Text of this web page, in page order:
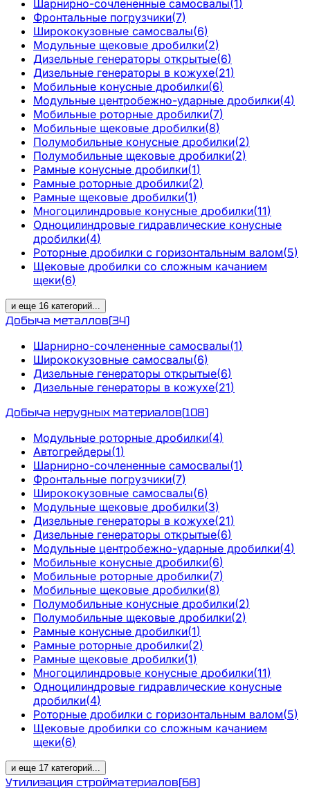
Шарнирно-сочлененные самосвалы(1 )
Фронтальные погрузчики(7)
Ширококузовные самосвалы(6)
Модульные щековые дробилки(2)
Дизельные генераторы открытые(6)
Дизельные генераторы в кожухе(21)
Мобильные конусные дробилки(6)
Модульные центробежно-ударные дробилки(4)
Мобильные роторные дробилки(7)
Мобильные щековые дробилки(8)
Полумобильные конусные дробилки(2)
Полумобильные щековые дробилки(2)
Рамные конусные дробилки(1)
Рамные роторные дробилки(2)
Рамные щековые дробилки(1)
Многоцилиндровые конусные дробилки(11)
Одноцилиндровые гидравлические конусные
дробилки(4)
Роторные дробилки с горизонтальным валом(5)
Щековые дробилки со сложным качанием
щеки(6)
и еще 16 категорий...
Добыча металлов(34)
Шарнирно-сочлененные самосвалы(1)
Ширококузовные самосвалы(6)
Дизельные генераторы открытые(6)
Дизельные генераторы в кожухе(21)
Добыча нерудных материалов(108)
Модульные роторные дробилки(4)
Автогрейдеры(1)
Шарнирно-сочлененные самосвалы(1)
Фронтальные погрузчики(7)
Ширококузовные самосвалы(6)
Модульные щековые дробилки(3)
Дизельные генераторы в кожухе(21)
Дизельные генераторы открытые(6)
Модульные центробежно-ударные дробилки(4)
Мобильные конусные дробилки(6)
Мобильные роторные дробилки(7)
Мобильные щековые дробилки(8)
Полумобильные конусные дробилки(2)
Полумобильные щековые дробилки(2)
Рамные конусные дробилки(1)
Рамные роторные дробилки(2)
Рамные щековые дробилки(1)
Многоцилиндровые конусные дробилки(11)
Одноцилиндровые гидравлические конусные
дробилки(4)
Роторные дробилки с горизонтальным валом(5)
Щековые дробилки со сложным качанием
щеки(6)
и еще 17 категорий...
Утилизация стройматериалов(68)